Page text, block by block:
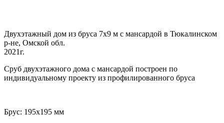
Двухэтажный дом из бруса 7х9 м с мансардой в Тюкалинском
р-не, Омской обл.
2021г.
Сруб двухэтажного дома с мансардой построен по
индивидуальному проекту из профилированного бруса
Брус: 195х195 мм